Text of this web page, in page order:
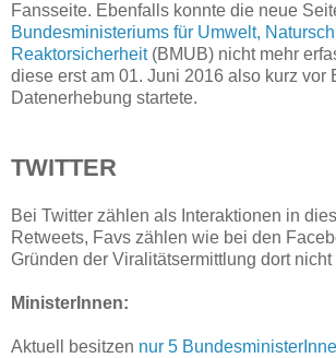
Fansseite. Ebenfalls konnte die neue
Bundesministeriums für Umwelt,
Reaktorsicherheit (BMUB) nicht mehr
diese erst am 01. Juni 2016 also kurz vor
Datenerhebung startete.
TWITTER
Bei Twitter zählen als Interaktionen in
Retweets, Favs zählen wie bei den
Gründen der Viralitätsermittlung dort nicht
MinisterInnen:
Aktuell besitzen nur 5